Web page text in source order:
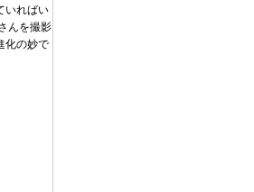
いればい
んを撮影
化の妙で